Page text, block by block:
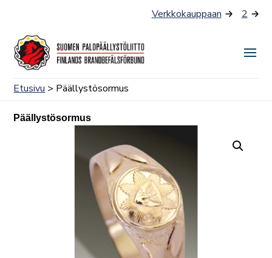
Verkkokauppaan 2
Etusivu > Päällystösormus
Päällystösormus